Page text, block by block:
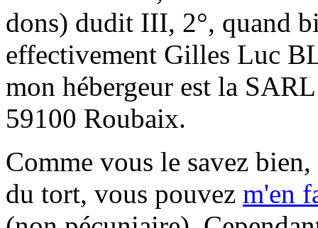
dons) dudit III, 2°, quand
effectivement Gilles Luc
mon hébergeur est la
59100 Roubaix.
Comme vous le savez
du tort, vous pouvez m'en